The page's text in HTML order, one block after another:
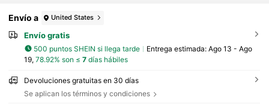
Envío a United States
Envío gratis
500 puntos SHEIN si llega tarde Entrega estimada: Ago 13 - Ago
19, 78.92% son ≤ 7días hábiles
Devoluciones gratuitas en 30 días
Se aplican los términos y condiciones